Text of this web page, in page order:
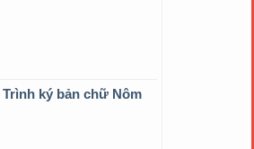
Trình ký bản chữ Nôm